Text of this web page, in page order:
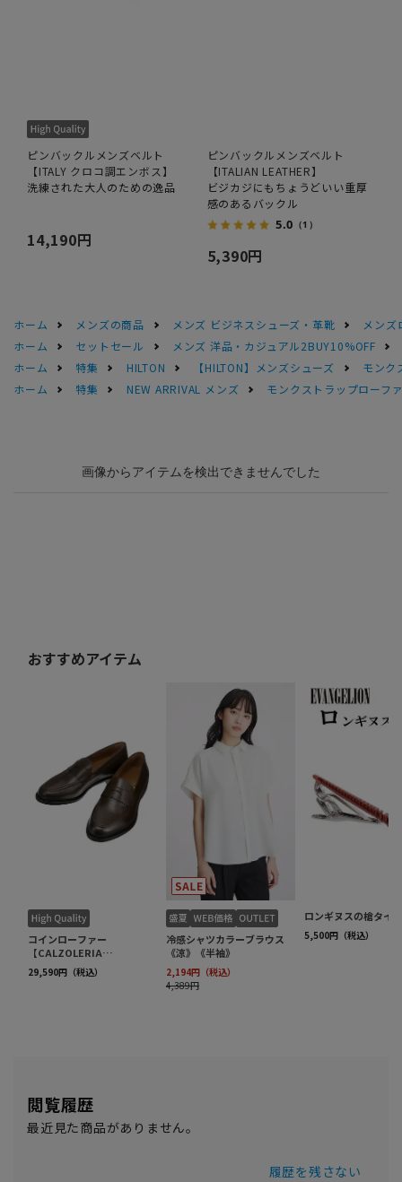
ピンバックルメンズベルト
【ITALY クロコ調エンボス】
洗練された大人のための逸品
14,190円
ピンバックルメンズベルト
【ITALIAN LEATHER】
ビジカジにもちょうどいい重厚
感のあるバックル
5.0 （1）
5,390円
ホーム メンズの商品 メンズ ビジネスシューズ・革靴
メンズ
ホーム
セットセール
メンズ 洋品・カジュアル2BUY10%OFF
ホーム
特集 HILTON 【HILTON】メンズシューズ
モンク
ホーム
特集 NEW ARRIVAL メンズ モンクストラップローフ
閲覧履歴
最近見た商品がありません。
履歴を残さない